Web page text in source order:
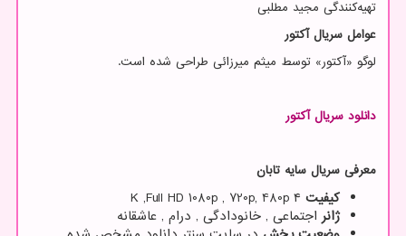
تهیه‌کنندگی مجید مطلبی
عوامل سریال آکتور
لوگو «آکتور» توسط میثم میرزائی طراحی شده است.
دانلود سریال آکتور
معرفی سریال سایه تابان
کیفیت ۴ K ,Full HD 1080p , 720p, 480p
ژانر اجتماعی , خانودادگی , درام , عاشقانه